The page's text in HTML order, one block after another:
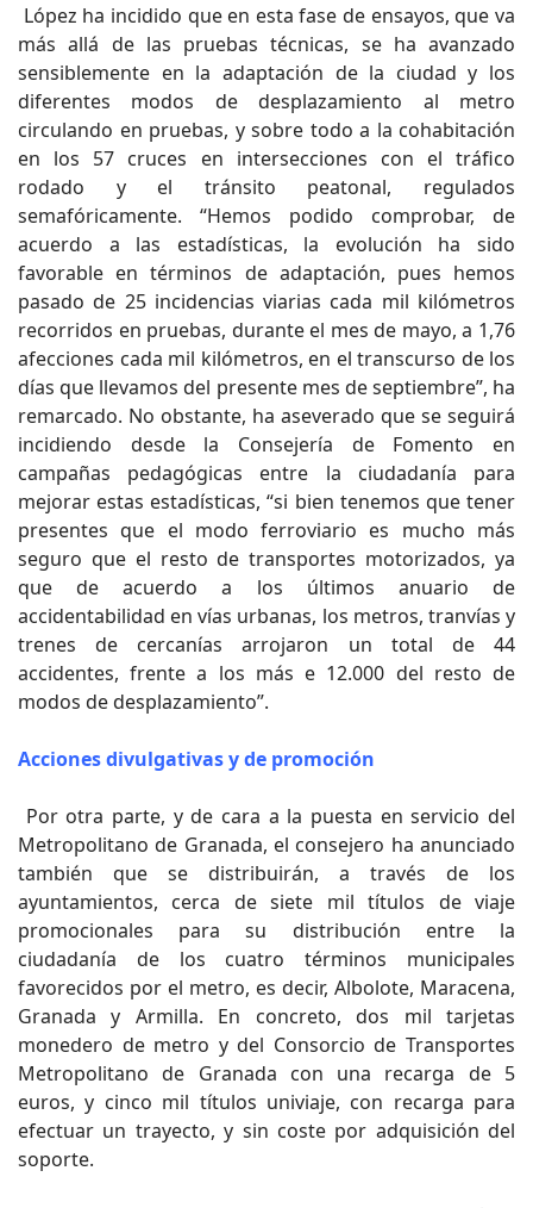
López ha incidido que en esta fase de ensayos, que va
más allá de las pruebas técnicas, se ha avanzado
sensiblemente en la adaptación de la ciudad y los
diferentes modos de desplazamiento al metro
circulando en pruebas, y sobre todo a la cohabitación
en los 57 cruces en intersecciones con el tráfico
rodado y el tránsito peatonal, regulados
semafóricamente. “Hemos podido comprobar, de
acuerdo a las estadísticas, la evolución ha sido
favorable en términos de adaptación, pues hemos
pasado de 25 incidencias viarias cada mil kilómetros
recorridos en pruebas, durante el mes de mayo, a 1,76
afecciones cada mil kilómetros, en el transcurso de los
días que llevamos del presente mes de septiembre”, ha
remarcado. No obstante, ha aseverado que se seguirá
incidiendo desde la Consejería de Fomento en
campañas pedagógicas entre la ciudadanía para
mejorar estas estadísticas, “si bien tenemos que tener
presentes que el modo ferroviario es mucho más
seguro que el resto de transportes motorizados, ya
que de acuerdo a los últimos anuario de
accidentabilidad en vías urbanas, los metros, tranvías y
trenes de cercanías arrojaron un total de 44
accidentes, frente a los más e 12.000 del resto de
modos de desplazamiento”.
Acciones divulgativas y de promoción
Por otra parte, y de cara a la puesta en servicio del
Metropolitano de Granada, el consejero ha anunciado
también que se distribuirán, a través de los
ayuntamientos, cerca de siete mil títulos de viaje
promocionales para su distribución entre la
ciudadanía de los cuatro términos municipales
favorecidos por el metro, es decir, Albolote, Maracena,
Granada y Armilla. En concreto, dos mil tarjetas
monedero de metro y del Consorcio de Transportes
Metropolitano de Granada con una recarga de 5
euros, y cinco mil títulos univiaje, con recarga para
efectuar un trayecto, y sin coste por adquisición del
soporte.